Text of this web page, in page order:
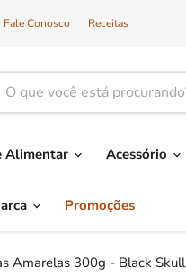
Fale Conosco Receitas
Alimentar Acessório
Promoções
Amarelas 300g - Black Skull